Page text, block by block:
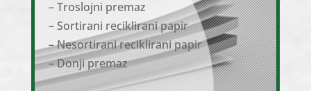
– Troslojni premaz
– Sortirani reciklirani papir
– Nesortirani reciklirani papir
– Donji premaz